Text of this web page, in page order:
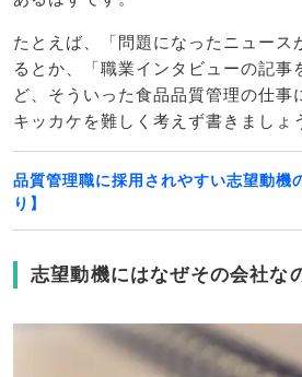
たとえば、「問題になったニュース
るとか、「職業インタビューの記事
ど、そういった食品品質管理の仕事
キッカケを難しく考えず書きましょ
品質管理職に採用されやすい志望動機
り】
志望動機にはなぜその会社な